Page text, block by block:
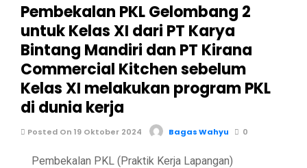
Pembekalan PKL Gelombang 2
untuk Kelas XI dari PT Karya
Bintang Mandiri dan PT Kirana
Commercial Kitchen sebelum
Kelas XI melakukan program PKL
di dunia kerja
Posted On 19 Oktober 2024 Bagas Wahyu 0
Pembekalan PKL (Praktik Kerja Lapangan)